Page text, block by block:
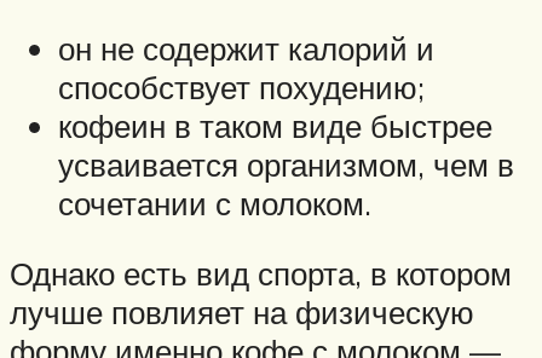
он не содержит калорий и
способствует похудению;
кофеин в таком виде быстрее
усваивается организмом, чем в
сочетании с молоком.
Однако есть вид спорта, в котором
лучше повлияет на физическую